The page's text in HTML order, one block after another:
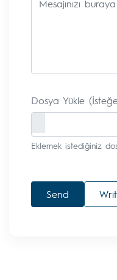
Dosya Yükle
Eklemek istediğiniz
Send